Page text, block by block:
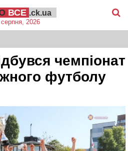
ВСЕ .ck.ua
2026
чемпіонат
футболу